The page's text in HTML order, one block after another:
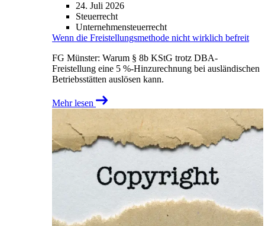
24. Juli 2026
Steuerrecht
Unternehmensteuerrecht
Wenn die Freistellungsmethode nicht wirklich befreit
FG Münster: Warum § 8b KStG trotz DBA-
Freistellung eine 5 %-Hinzurechnung bei ausländischen
Betriebsstätten auslösen kann.
Mehr lesen